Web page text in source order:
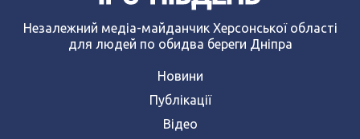
Незалежний медіа-майданчик Херсонської області
для людей по обидва береги Дніпра
Новини
Публікації
Відео